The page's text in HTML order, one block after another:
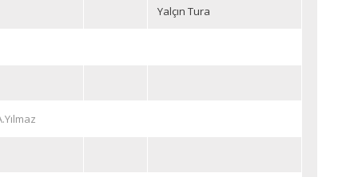
Yalçın Tura